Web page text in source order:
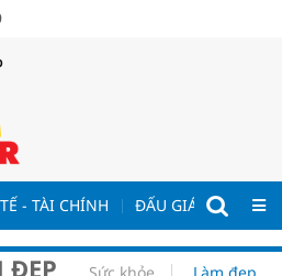
- TÀI CHÍNH ĐẤU GIÁ - ĐẤU
ĐẸP